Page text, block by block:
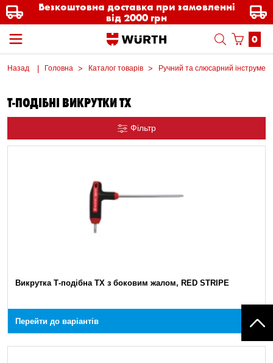
Безкоштовна доставка при замовленні
від 2000 грн
0
Назад Головна Каталог товарів Ручний та слюсарний інструмент
Т-ПОДІБНІ ВИКРУТКИ TX
Фільтр
Викрутка Т-подібна TX з боковим жалом, RED STRIPE
Перейти до варіантів